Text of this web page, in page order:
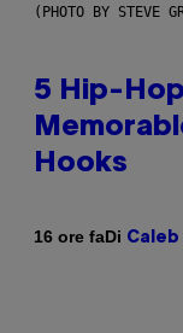
(PHOTO BY STEVE
5 Hip-
Hooks
16 ore faDi Caleb